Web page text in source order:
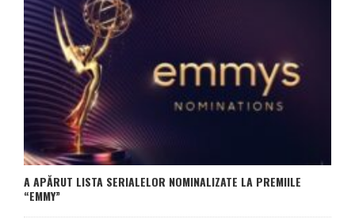
A APĂRUT LISTA SERIALELOR NOMINALIZATE LA PREMIILE
“EMMY”